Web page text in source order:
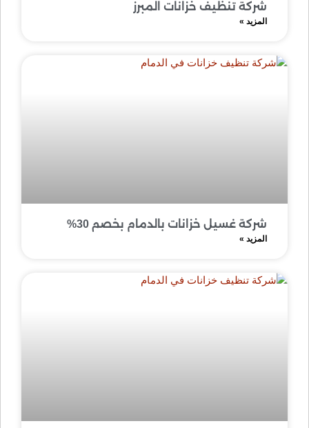
شركة تنظيف خزانات المبرز
المزيد »
شركة غسيل خزانات بالدمام بخصم 30%
المزيد »